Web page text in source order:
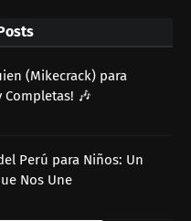
(Mikecrack) para
Completas! 🎶
Perú para Niños: Un
Nos Une